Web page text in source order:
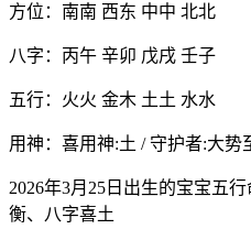
方位：南南 西东 中中 北北
八字：丙午 辛卯 戊戌 壬子
五行：火火 金木 土土 水水
用神：喜用神:土 / 守护者:大势
2026年3月25日出生的宝宝五
衡、八字喜土